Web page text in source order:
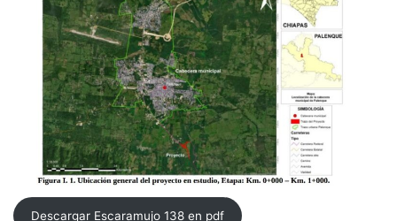
Descargar Escaramujo 138 en pdf